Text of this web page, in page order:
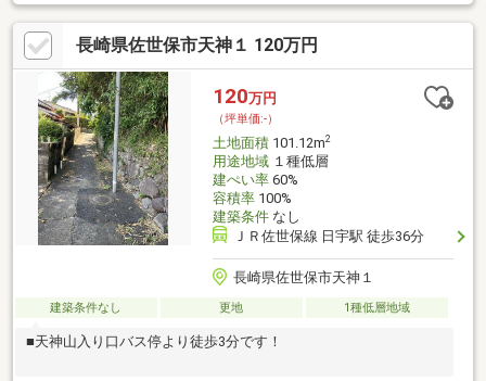
長崎県佐世保市天神１ 120万円
120万円
（坪単価:-）
土地面積101.12m2
用途地域１種低層
建ぺい率60%
容積率100%
建築条件なし
ＪＲ佐世保線 日宇駅 徒歩36分
長崎県佐世保市天神１
建築条件なし 更地 1種低層地域
■天神山入り口バス停より徒歩3分です！